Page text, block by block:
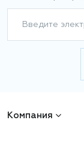
Введите
Компания